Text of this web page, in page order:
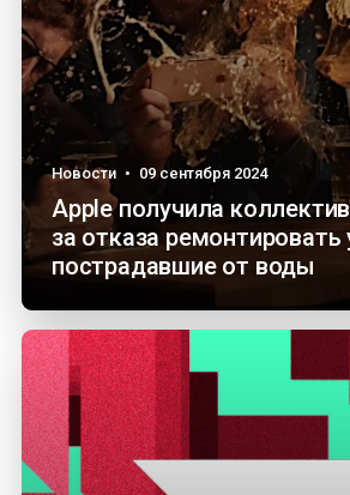
Новости • 09 сентября 2024
Apple получила
за отказа ремонтировать
пострадавшие от воды